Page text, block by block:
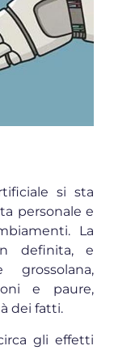
si sta
personale e
La
definita, e
grossolana,
e paure,
dei fatti.
gli effetti